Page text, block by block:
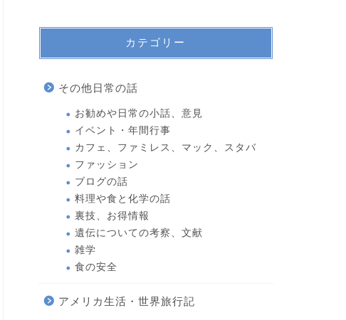
カテゴリー
その他日常の話
お勧めや日常の小話、意見
イベント・年間行事
カフェ、ファミレス、マック、スタバ
ファッション
ブログの話
料理や食と化学の話
裏技、お得情報
遺伝についての考察、文献
雑学
食の安全
アメリカ生活・世界旅行記